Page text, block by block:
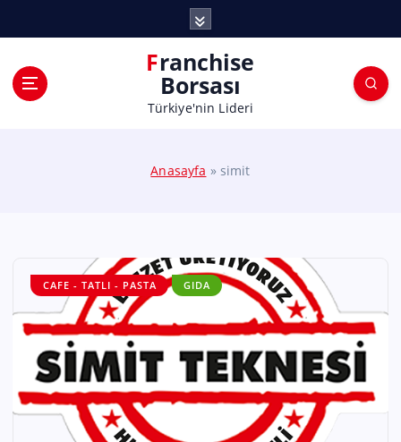
Franchise
Borsası
Türkiye'nin Lideri
Anasayfa » simit
CAFE - TATLI - PASTA GIDA